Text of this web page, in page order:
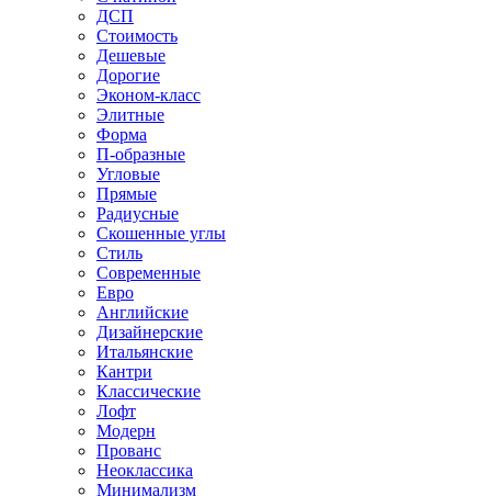
ДСП
Стоимость
Дешевые
Дорогие
Эконом-класс
Элитные
Форма
П-образные
Угловые
Прямые
Радиусные
Скошенные углы
Стиль
Современные
Евро
Английские
Дизайнерские
Итальянские
Кантри
Классические
Лофт
Модерн
Прованс
Неоклассика
Минимализм